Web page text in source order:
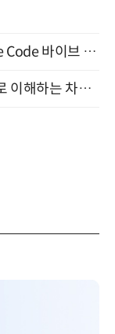
"모든 담당자(비개발자)를 위한 Claude Code 바이브 코딩 2-day 부트캠프" 9월 16~17일 개최
“큐비트·양자 알고리즘·Qiskit 실습으로 이해하는 차세대 컴퓨팅” (8/28)